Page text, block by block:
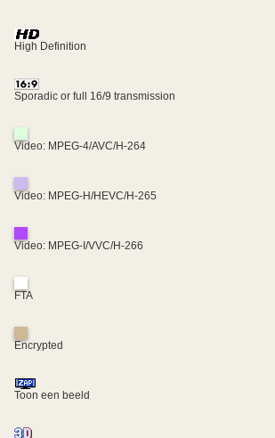
High Definition
Sporadic or full 16/9 transmission
Video: MPEG-4/AVC/H-264
Video: MPEG-H/HEVC/H-265
Video: MPEG-I/VVC/H-266
FTA
Encrypted
Toon een beeld